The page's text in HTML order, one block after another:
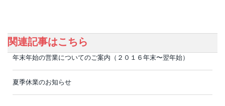
関連記事はこちら
年末年始の営業についてのご案内（２０１６年末〜翌年始）
夏季休業のお知らせ